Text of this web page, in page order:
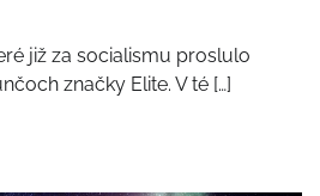
již za socialismu proslulo
značky Elite. V té […]